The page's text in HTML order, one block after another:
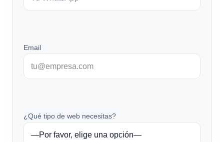
Email
¿Qué tipo de web necesitas?